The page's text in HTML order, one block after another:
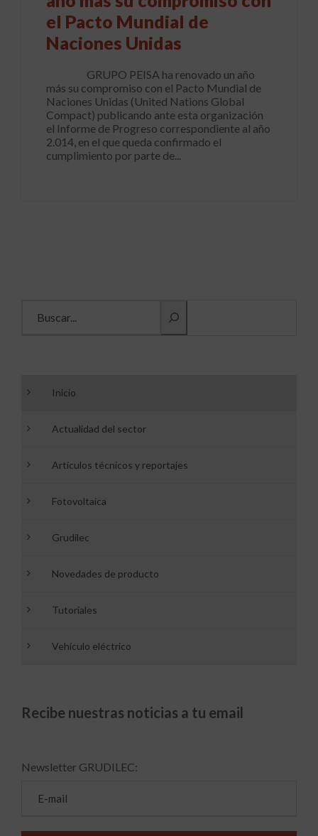
el Pacto Mundial de
Naciones Unidas
GRUPO PEISA ha renovado un año
más su compromiso con el Pacto Mundial de
Naciones Unidas (United Nations Global
Compact) publicando ante esta organización
el Informe de Progreso correspondiente al año
2.014, en el que queda confirmado el
cumplimiento por parte de...
Inicio
Actualidad del sector
Artículos técnicos y reportajes
Fotovoltaica
Grudilec
Novedades de producto
Tutoriales
Vehículo eléctrico
Recibe nuestras noticias a tu email
Newsletter GRUDILEC: